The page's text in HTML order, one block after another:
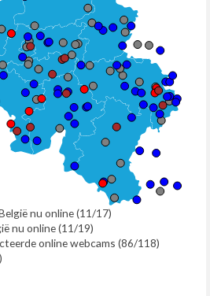
nu online (11/17)
nu online (11/19)
online webcams (86/118)